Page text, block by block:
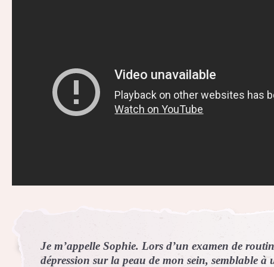
Je m’appelle Sophie. Lors d’un examen de
dépression sur la peau de mon sein, semblable